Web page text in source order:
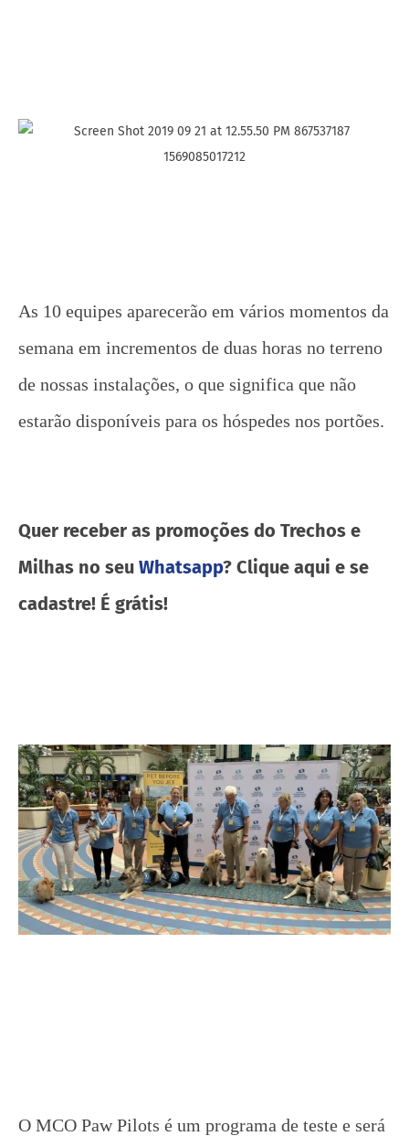
As 10 equipes aparecerão em vários momentos da
semana em incrementos de duas horas no terreno
de nossas instalações, o que significa que não
estarão disponíveis para os hóspedes nos portões.
Quer receber as promoções do Trechos e
Milhas no seu Whatsapp? Clique aqui e se
cadastre! É grátis!
O MCO Paw Pilots é um programa de teste e será